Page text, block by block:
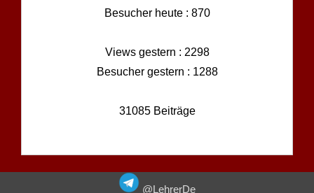
Besucher heute : 870
Views gestern : 2298
Besucher gestern : 1288
31085 Beiträge
@LehrerDe